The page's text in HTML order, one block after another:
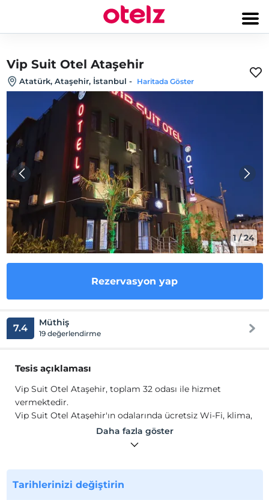
Vip Suit Otel Ataşehir
Atatürk, Ataşehir, İstanbul - Haritada Göster
1/24
Rezervasyon yap
7.4 Müthiş
19 değerlendirme
Tesis açıklaması
Vip Suit Otel Ataşehir, toplam 32 odası ile hizmet
vermektedir.
Vip Suit Otel Ataşehir'ın odalarında ücretsiz Wi-Fi, klima,
LED TV, duş, havlu seti, buklet malzemeleri gibi olanaklar
İstanbul, Ataşehir'de Atatürk Mahallesi'nde
Daha fazla göster
Tarihlerinizi değiştirin